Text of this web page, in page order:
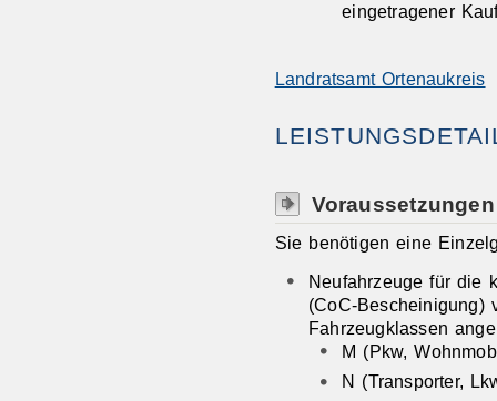
eingetragener
Landratsamt Ortenaukreis
Voraussetzungen
Sie benötigen eine
Neufahrzeuge für die
(CoC-Bescheinigung)
Fahrzeugklassen
M (Pkw,
N (Transporter,